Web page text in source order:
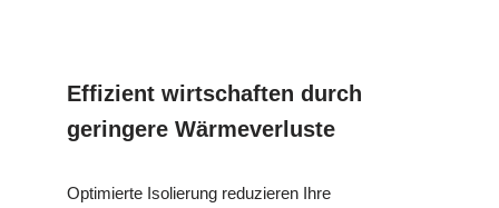
Effizient wirtschaften durch
geringere Wärmeverluste
Optimierte Isolierung reduzieren Ihre